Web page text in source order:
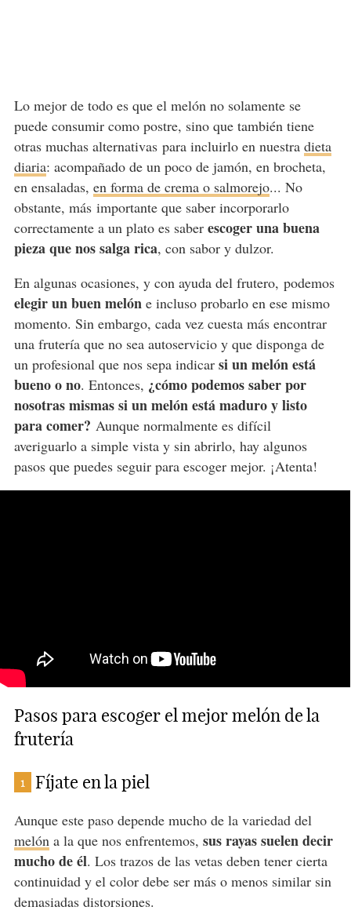
Lo mejor de todo es que el melón no solamente se
puede consumir como postre, sino que también tiene
otras muchas alternativas para incluirlo en nuestra dieta
diaria: acompañado de un poco de jamón, en brocheta,
en ensaladas, en forma de crema o salmorejo... No
obstante, más importante que saber incorporarlo
correctamente a un plato es saber escoger una buena
pieza que nos salga rica, con sabor y dulzor.
En algunas ocasiones, y con ayuda del frutero, podemos
elegir un buen melóne incluso probarlo en ese mismo
momento. Sin embargo, cada vez cuesta más encontrar
una frutería que no sea autoservicio y que disponga de
un profesional que nos sepa indicar si un melón está
bueno o no. Entonces, ¿cómo podemos saber por
nosotras mismas si un melón está maduro y listo
para comer? Aunque normalmente es difícil
averiguarlo a simple vista y sin abrirlo, hay algunos
pasos que puedes seguir para escoger mejor. ¡Atenta!
Pasos para escoger el mejor melón de la
frutería
1 Fíjate en la piel
Aunque este paso depende mucho de la variedad del
melón a la que nos enfrentemos, sus rayas suelen decir
mucho de él. Los trazos de las vetas deben tener cierta
continuidad y el color debe ser más o menos similar sin
demasiadas distorsiones.